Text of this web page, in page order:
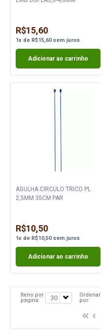
R$15,60
1x de R$15,60sem juros
Adicionar ao carrinho
AGULHA CIRCULO TRICO PL
2,5MM 35CM PAR
R$10,50
1x de R$10,50sem juros
Adicionar ao carrinho
Itens por
página:
Ordenar
por: